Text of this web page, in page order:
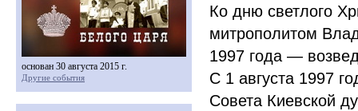
Ко дню светлого
митрополитом
1997 года —
С 1 августа 1997
Совета Киевской
основан 30 августа 2015 г.
Другие события